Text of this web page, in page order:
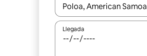
Cuando los resultados
Llegada